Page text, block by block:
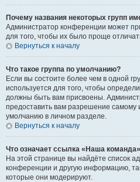
Почему названия некоторых групп
Администратор конференции может
для того, чтобы их было проще
Вернуться к началу
Что такое группа по умолчанию?
Если вы состоите более чем в одной
используется для того, чтобы
должны быть вам присвоены.
предоставить вам разрешение самому
умолчанию в личном разделе.
Вернуться к началу
Что означает ссылка «Наша
На этой странице вы найдёте список
конференции и другую информацию,
которые они модерируют.